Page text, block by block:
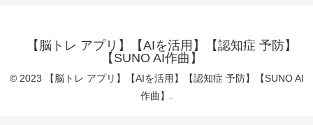
【脳トレ アプリ】【AIを活用】【認知症 予防】
【SUNO AI作曲】
© 2023 【脳トレ アプリ】【AIを活用】【認知症 予防】【SUNO AI
作曲】.